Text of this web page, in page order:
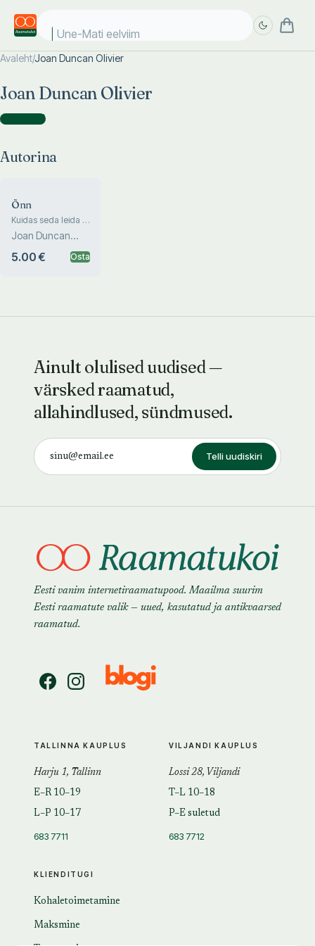
Une-Mati eelviima
Avaleht/Joan Duncan Olivier
Joan Duncan Olivier
Autorina )
Autorina
Õnn
Kuidas seda leida ja
hoida
Joan Duncan
5.00 € Osta
Ainult olulised uudised —
värsked raamatud,
allahindlused, sündmused.
Telli uudiskiri
Eesti vanim internetiraamatupood. Maailma suurim
Eesti raamatute valik — uued, kasutatud ja antikvaarsed
raamatud.
KLIENDITUGI
Kohaletoimetamine
Maksmine
TALLINNA KAUPLUS
Harju 1, Tallinn
E–R 10–19
L–P 10–17
683 7711
VILJANDI KAUPLUS
Lossi 28, Viljandi
T–L 10–18
P–E suletud
683 7712